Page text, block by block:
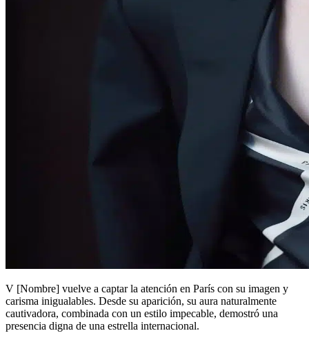
V [Nombre] vuelve a captar la atención en París con su imagen y
carisma inigualables. Desde su aparición, su aura naturalmente
cautivadora, combinada con un estilo impecable, demostró una
presencia digna de una estrella internacional.